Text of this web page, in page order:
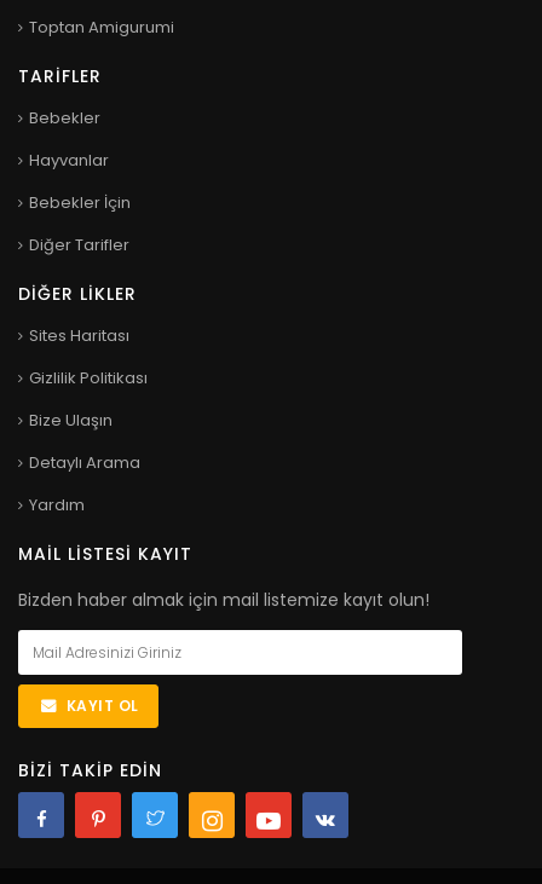
Toptan Amigurumi
TARIFLER
Bebekler
Hayvanlar
Bebekler İçin
Diğer Tarifler
DIĞER LIKLER
Sites Haritası
Gizlilik Politikası
Bize Ulaşın
Detaylı Arama
Yardım
MAIL LISTESI KAYIT
Bizden haber almak için mail listemize kayıt olun!
KAYIT OL
BIZI TAKIP EDIN